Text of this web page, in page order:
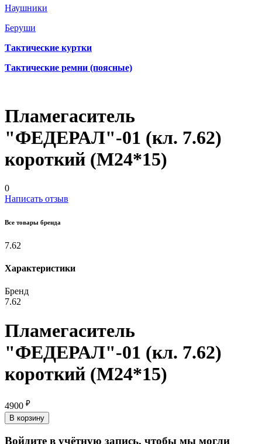
Наушники
Беруши
Тактические куртки
Тактические ремни (поясные)
Пламегаситель
"ФЕДЕРАЛ"-01 (кл. 7.62)
короткий (М24*15)
0
Написать отзыв
Все товары бренда
7.62
Характеристики
Бренд
7.62
Пламегаситель
"ФЕДЕРАЛ"-01 (кл. 7.62)
короткий (М24*15)
4900 ₽
В корзину
Войдите в учётную запись, чтобы мы могли